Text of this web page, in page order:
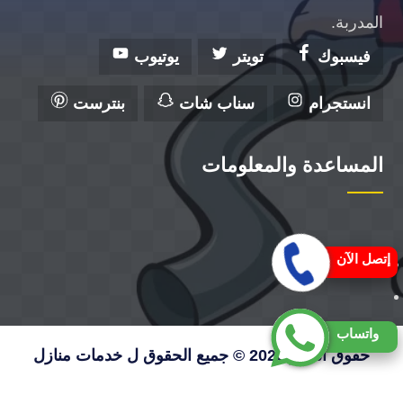
المدربة.
فيسبوك
تويتر يوتيوب
انستجرام سناب شات بنترست
المساعدة والمعلومات
حقوق النشر 2026 © جميع الحقوق ل خدمات منازل
واتساب
إتصل الآن